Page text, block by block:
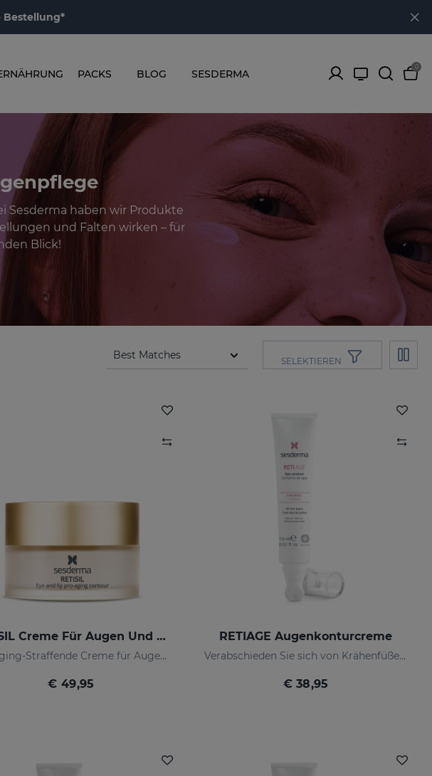
Bestellung*
PACKS BLOG SESDERMA
0
Sesderma haben wir Produkte
und Falten wirken – für
Blick!
SELEKTIEREN
RETISIL Creme Für Augen Und Lippen
Pro-Aging-Straffende Creme für Augen- und Lippenkonturen
€ 49,95
RETIAGE Augenkonturcreme
Verabschieden Sie sich von Krähenfüßen!
€ 38,95